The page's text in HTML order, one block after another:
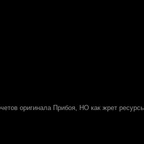
оригинала Прибоя, НО как жрет